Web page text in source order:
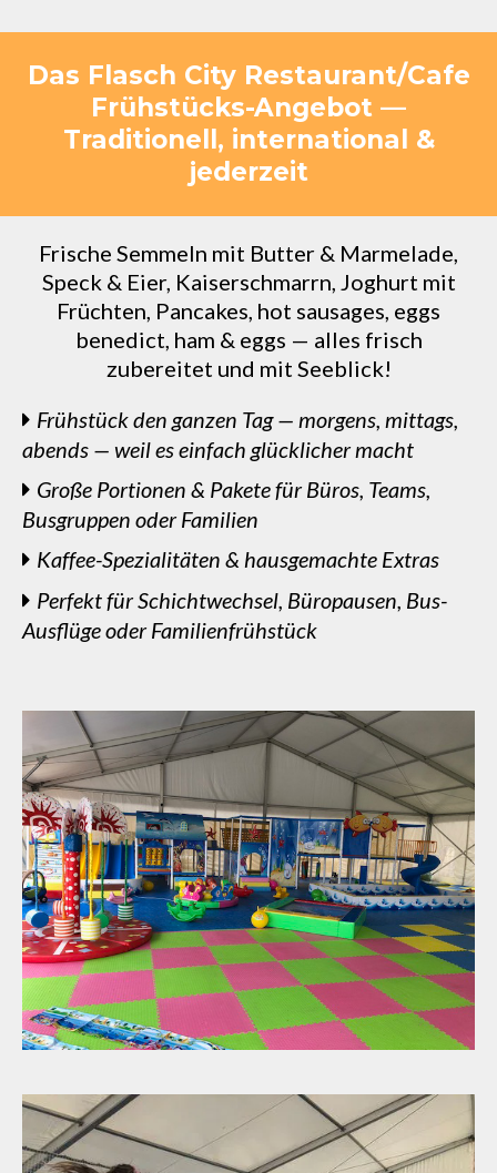
Das Flasch City Restaurant/Cafe
Frühstücks-Angebot —
Traditionell, international &
jederzeit
Frische Semmeln mit Butter & Marmelade,
Speck & Eier, Kaiserschmarrn, Joghurt mit
Früchten, Pancakes, hot sausages, eggs
benedict, ham & eggs — alles frisch
zubereitet und mit Seeblick!
Frühstück den ganzen Tag — morgens, mittags,
abends — weil es einfach glücklicher macht
Große Portionen & Pakete für Büros, Teams,
Busgruppen oder Familien
Kaffee-Spezialitäten & hausgemachte Extras
Perfekt für Schichtwechsel, Büropausen, Bus-
Ausflüge oder Familienfrühstück